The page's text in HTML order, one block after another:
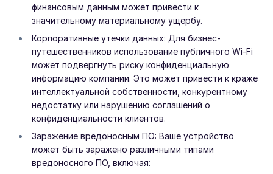
финансовым данным может привести к
значительному материальному ущербу.
Корпоративные утечки данных: Для бизнес-
путешественников использование публичного Wi-Fi
может подвергнуть риску конфиденциальную
информацию компании. Это может привести к краже
интеллектуальной собственности, конкурентному
недостатку или нарушению соглашений о
конфиденциальности клиентов.
Заражение вредоносным ПО: Ваше устройство
может быть заражено различными типами
вредоносного ПО, включая: